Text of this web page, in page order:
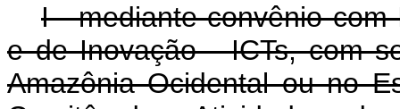
I - mediante convênio com
e de Inovação - ICTs, com
Amazônia Ocidental ou no